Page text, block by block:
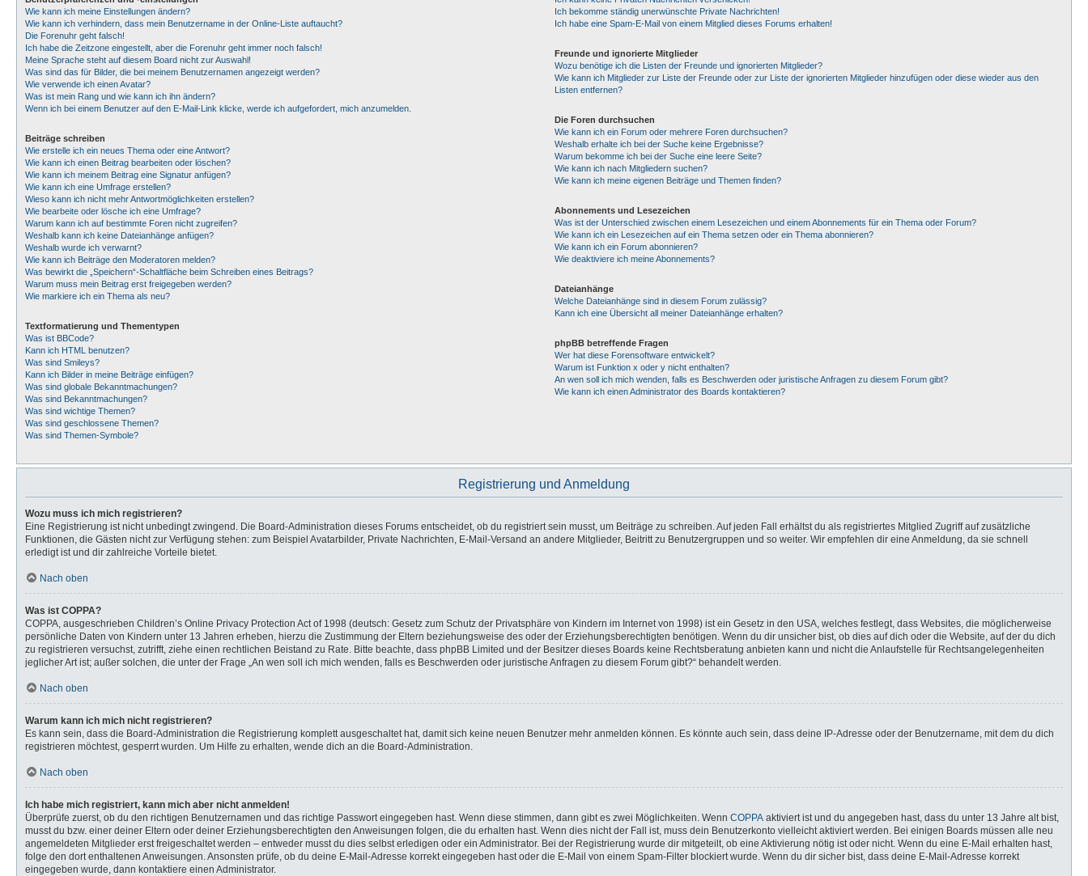
Wie kann ich meine Einstellungen ändern?
Wie kann ich verhindern, dass mein Benutzername in der Online-Liste auftaucht?
Die Forenuhr geht falsch!
Ich habe die Zeitzone eingestellt, aber die Forenuhr geht immer noch falsch!
Meine Sprache steht auf diesem Board nicht zur Auswahl!
Was sind das für Bilder, die bei meinem Benutzernamen angezeigt werden?
Wie verwende ich einen Avatar?
Was ist mein Rang und wie kann ich ihn ändern?
Wenn ich bei einem Benutzer auf den E-Mail-Link klicke, werde ich aufgefordert, mich anzumelden.
Beiträge schreiben
Wie erstelle ich ein neues Thema oder eine Antwort?
Wie kann ich einen Beitrag bearbeiten oder löschen?
Wie kann ich meinem Beitrag eine Signatur anfügen?
Wie kann ich eine Umfrage erstellen?
Wieso kann ich nicht mehr Antwortmöglichkeiten erstellen?
Wie bearbeite oder lösche ich eine Umfrage?
Warum kann ich auf bestimmte Foren nicht zugreifen?
Weshalb kann ich keine Dateianhänge anfügen?
Weshalb wurde ich verwarnt?
Wie kann ich Beiträge den Moderatoren melden?
Was bewirkt die „Speichern“-Schaltfläche beim Schreiben eines Beitrags?
Warum muss mein Beitrag erst freigegeben werden?
Wie markiere ich ein Thema als neu?
Textformatierung und Thementypen
Was ist BBCode?
Kann ich HTML benutzen?
Was sind Smileys?
Kann ich Bilder in meine Beiträge einfügen?
Was sind globale Bekanntmachungen?
Was sind Bekanntmachungen?
Was sind wichtige Themen?
Was sind geschlossene Themen?
Was sind Themen-Symbole?
Ich bekomme ständig unerwünschte Private Nachrichten!
Ich habe eine Spam-E-Mail von einem Mitglied dieses Forums erhalten!
Freunde und ignorierte Mitglieder
Wozu benötige ich die Listen der Freunde und ignorierten Mitglieder?
Wie kann ich Mitglieder zur Liste der Freunde oder zur Liste der ignorierten Mitglieder hinzufügen oder diese wieder aus den
Listen entfernen?
Die Foren durchsuchen
Wie kann ich ein Forum oder mehrere Foren durchsuchen?
Weshalb erhalte ich bei der Suche keine Ergebnisse?
Warum bekomme ich bei der Suche eine leere Seite?
Wie kann ich nach Mitgliedern suchen?
Wie kann ich meine eigenen Beiträge und Themen finden?
Abonnements und Lesezeichen
Was ist der Unterschied zwischen einem Lesezeichen und einem Abonnements für ein Thema oder Forum?
Wie kann ich ein Lesezeichen auf ein Thema setzen oder ein Thema abonnieren?
Wie kann ich ein Forum abonnieren?
Wie deaktiviere ich meine Abonnements?
Dateianhänge
Welche Dateianhänge sind in diesem Forum zulässig?
Kann ich eine Übersicht all meiner Dateianhänge erhalten?
phpBB betreffende Fragen
Wer hat diese Forensoftware entwickelt?
Warum ist Funktion x oder y nicht enthalten?
An wen soll ich mich wenden, falls es Beschwerden oder juristische Anfragen zu diesem Forum gibt?
Wie kann ich einen Administrator des Boards kontaktieren?
Registrierung und Anmeldung
Wozu muss ich mich registrieren?
Eine Registrierung ist nicht unbedingt zwingend. Die Board-Administration dieses Forums entscheidet, ob du registriert sein musst, um Beiträge zu schreiben. Auf jeden Fall erhältst du als registriertes Mitglied Zugriff auf zusätzliche
Funktionen, die Gästen nicht zur Verfügung stehen: zum Beispiel Avatarbilder, Private Nachrichten, E-Mail-Versand an andere Mitglieder, Beitritt zu Benutzergruppen und so weiter. Wir empfehlen dir eine Anmeldung, da sie schnell
erledigt ist und dir zahlreiche Vorteile bietet.
Nach oben
Was ist COPPA?
COPPA, ausgeschrieben Children’s Online Privacy Protection Act of 1998 (deutsch: Gesetz zum Schutz der Privatsphäre von Kindern im Internet von 1998) ist ein Gesetz in den USA, welches festlegt, dass Websites, die möglicherweise
persönliche Daten von Kindern unter 13 Jahren erheben, hierzu die Zustimmung der Eltern beziehungsweise des oder der Erziehungsberechtigten benötigen. Wenn du dir unsicher bist, ob dies auf dich oder die Website, auf der du dich
zu registrieren versuchst, zutrifft, ziehe einen rechtlichen Beistand zu Rate. Bitte beachte, dass phpBB Limited und der Besitzer dieses Boards keine Rechtsberatung anbieten kann und nicht die Anlaufstelle für Rechtsangelegenheiten
jeglicher Art ist; außer solchen, die unter der Frage „An wen soll ich mich wenden, falls es Beschwerden oder juristische Anfragen zu diesem Forum gibt?“ behandelt werden.
Nach oben
Warum kann ich mich nicht registrieren?
Es kann sein, dass die Board-Administration die Registrierung komplett ausgeschaltet hat, damit sich keine neuen Benutzer mehr anmelden können. Es könnte auch sein, dass deine IP-Adresse oder der Benutzername, mit dem du dich
registrieren möchtest, gesperrt wurden. Um Hilfe zu erhalten, wende dich an die Board-Administration.
Nach oben
Ich habe mich registriert, kann mich aber nicht anmelden!
Überprüfe zuerst, ob du den richtigen Benutzernamen und das richtige Passwort eingegeben hast. Wenn diese stimmen, dann gibt es zwei Möglichkeiten. Wenn COPPA aktiviert ist und du angegeben hast, dass du unter 13 Jahre alt bist,
musst du bzw. einer deiner Eltern oder deiner Erziehungsberechtigten den Anweisungen folgen, die du erhalten hast. Wenn dies nicht der Fall ist, muss dein Benutzerkonto vielleicht aktiviert werden. Bei einigen Boards müssen alle neu
angemeldeten Mitglieder erst freigeschaltet werden – entweder musst du dies selbst erledigen oder ein Administrator. Bei der Registrierung wurde dir mitgeteilt, ob eine Aktivierung nötig ist oder nicht. Wenn du eine E-Mail erhalten hast,
folge den dort enthaltenen Anweisungen. Ansonsten prüfe, ob du deine E-Mail-Adresse korrekt eingegeben hast oder die E-Mail von einem Spam-Filter blockiert wurde. Wenn du dir sicher bist, dass deine E-Mail-Adresse korrekt
eingegeben wurde, dann kontaktiere einen Administrator.